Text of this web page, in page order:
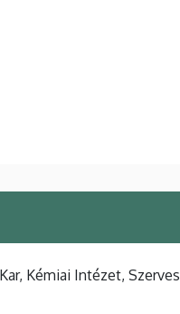
Kémiai Intézet, Szerves